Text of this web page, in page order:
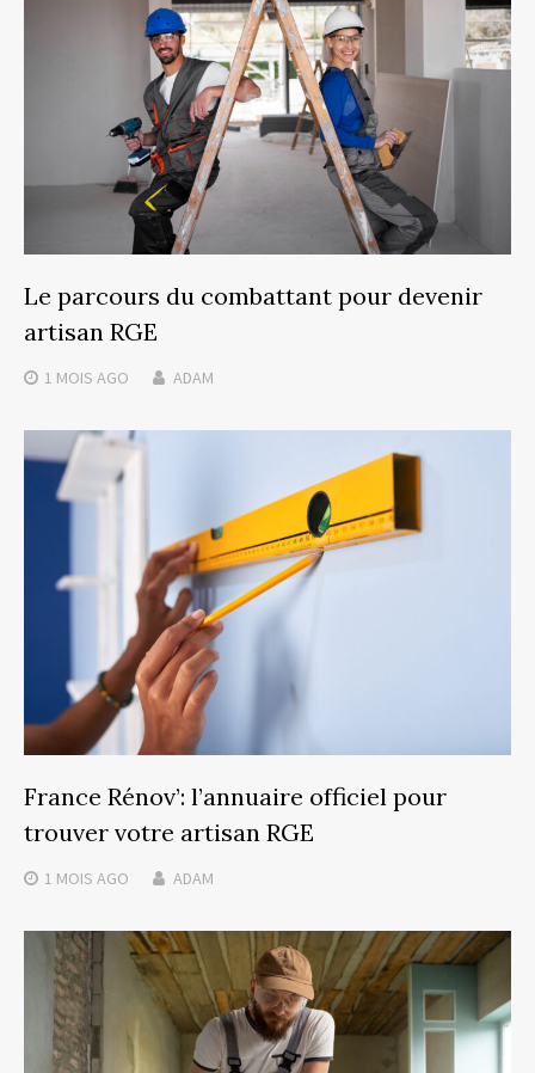
Le parcours du combattant pour devenir
artisan RGE
1 MOIS AGO ADAM
France Rénov’: l’annuaire officiel pour
trouver votre artisan RGE
1 MOIS AGO ADAM